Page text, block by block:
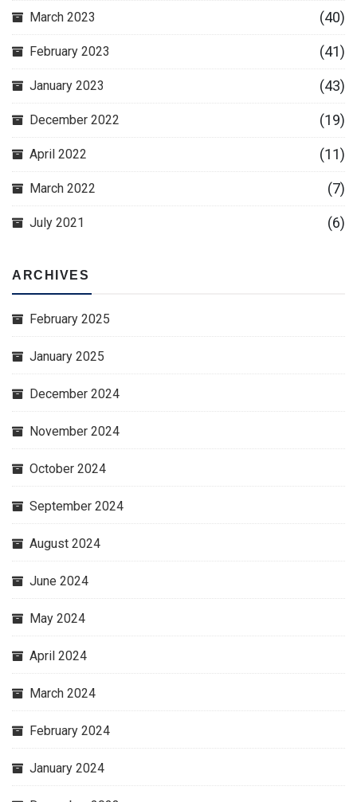
March 2023 (40)
February 2023 (41)
January 2023 (43)
December 2022 (19)
April 2022 (11)
March 2022 (7)
July 2021 (6)
ARCHIVES
February 2025
January 2025
December 2024
November 2024
October 2024
September 2024
August 2024
June 2024
May 2024
April 2024
March 2024
February 2024
January 2024